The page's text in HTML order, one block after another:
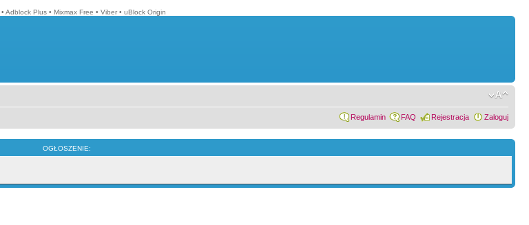
• Adblock Plus • Mixmax Free • Viber • uBlock Origin
Regulamin FAQ Rejestracja Zaloguj
OGŁOSZENIE: